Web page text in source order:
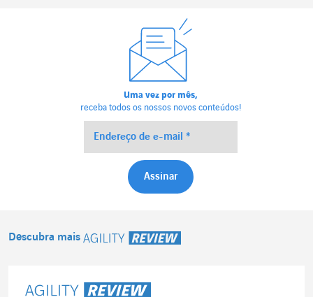
Uma vez por mês,
receba todos os nossos novos conteúdos!
Descubra mais